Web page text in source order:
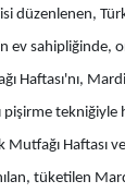
düzenlenen,
ev sahipliğinde,
Haftası'nı,
pişirme
Haftası
tüketilen